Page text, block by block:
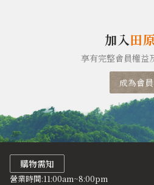
加入田
享有完整會員權益
成為會員
購物需知
營業時間:11:00am~8:00pm